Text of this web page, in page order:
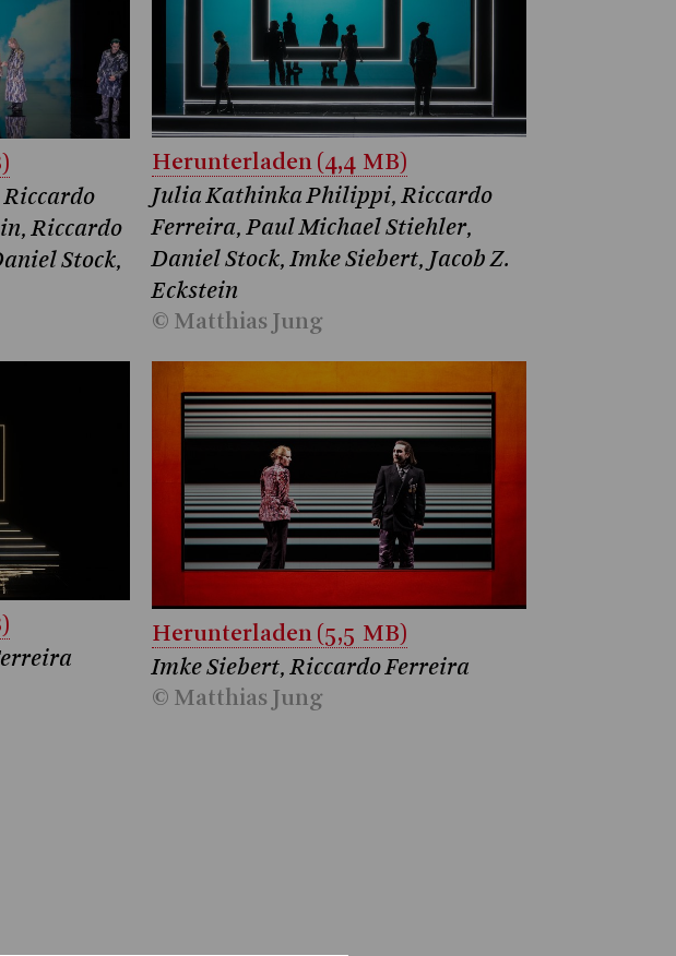
Riccardo
Stock,
Herunterladen (4,4 MB)
Julia Kathinka Philippi, Riccardo
Ferreira, Paul Michael Stiehler,
Daniel Stock, Imke Siebert, Jacob Z.
Eckstein
© Matthias Jung
Herunterladen (5,5 MB)
Imke Siebert, Riccardo Ferreira
© Matthias Jung